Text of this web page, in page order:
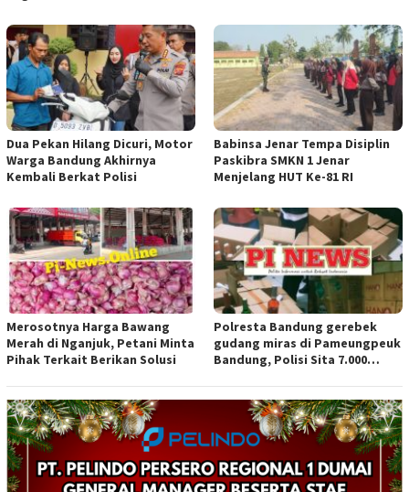
Aparat Penegak Hukum ( APH )
Jangan Sampai Diam Saja
Dua Pekan Hilang Dicuri, Motor
Warga Bandung Akhirnya
Kembali Berkat Polisi
Babinsa Jenar Tempa Disiplin
Paskibra SMKN 1 Jenar
Menjelang HUT Ke-81 RI
Merosotnya Harga Bawang
Merah di Nganjuk, Petani Minta
Pihak Terkait Berikan Solusi
Polresta Bandung gerebek
gudang miras di Pameungpeuk
Bandung, Polisi Sita 7.000